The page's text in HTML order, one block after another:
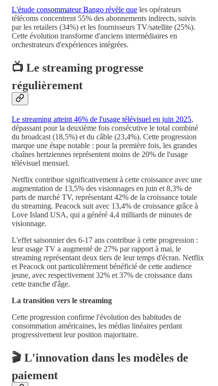
L'étude consommateur Bango révèle que les opérateurs
télécoms concentrent 55% des abonnements indirects, suivis
par les retailers (34%) et les fournisseurs TV/satellite (25%).
Cette évolution transforme d'anciens intermédiaires en
orchestrateurs d'expériences intégrées.
📺 Le streaming progresse
régulièrement
Le streaming atteint 46% de l'usage télévisuel en juin 2025,
dépassant pour la deuxième fois consécutive le total combiné
du broadcast (18,5%) et du câble (23,4%). Cette progression
marque une étape notable : pour la première fois, les grandes
chaînes hertziennes représentent moins de 20% de l'usage
télévisuel mensuel.
Netflix contribue significativement à cette croissance avec une
augmentation de 13,5% des visionnages en juin et 8,3% de
parts de marché TV, représentant 42% de la croissance totale
du streaming. Peacock suit avec 13,4% de croissance grâce à
Love Island USA, qui a généré 4,4 milliards de minutes de
visionnage.
L'effet saisonnier des 6-17 ans contribue à cette progression :
leur usage TV a augmenté de 27% par rapport à mai, le
streaming représentant deux tiers de leur temps d'écran. Netflix
et Peacock ont particulièrement bénéficié de cette audience
jeune, avec respectivement 32% et 37% de croissance dans
cette tranche d'âge.
La transition vers le streaming
Cette progression confirme l'évolution des habitudes de
consommation américaines, les médias linéaires perdant
progressivement leur position majoritaire.
🎬 L'innovation dans les modèles de
paiement